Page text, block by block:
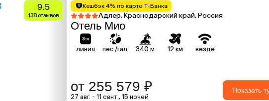
9.5
138 отзывов
Кешбэк 4% по карте Т-Банка
Адлер, Краснодарский край, Россия
Отель Мио
линия пес./гал. 340 м 12 км везде
от 255 579 ₽
27 авг. - 11 сент., 15 ночей
Показать